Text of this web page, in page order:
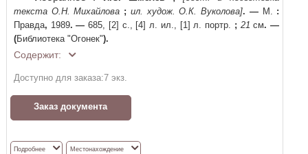
текста О.Н. Михайлова ; ил. худож. О.К. Вуколова]. —М. :
Правда, 1989. — 685, [2] с., [4] л. ил., [1] л. портр. ; 21 см. —
(Библиотека "Огонек").
Содержит:
Доступно для заказа:7 экз.
Заказ документа
Подробнее Местонахождение